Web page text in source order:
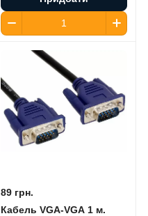
89 грн.
Кабель VGA-VGA 1 м.